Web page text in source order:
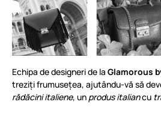
Echipa de designeri de la Glamorous
treziți frumusețea, ajutându-vă să
rădăcini italiene, un produs italiancu